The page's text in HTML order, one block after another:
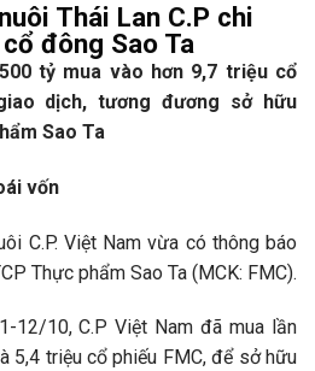
Thái Lan C.P chi
đông Sao Ta
tỷ mua vào hơn 9,7 triệu cổ
dịch, tương đương sở hữu
Sao Ta
vốn
C.P. Việt Nam vừa có thông báo
Thực phẩm Sao Ta (MCK: FMC).
12/10, C.P Việt Nam đã mua lần
5,4 triệu cổ phiếu FMC, để sở hữu